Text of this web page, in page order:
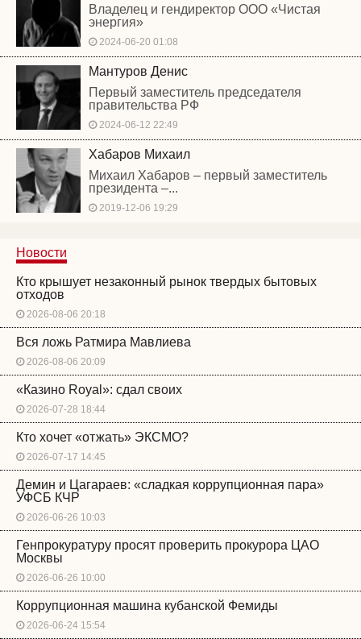
Владелец и гендиректор ООО «Чистая
энергия»
2024-06-20 01:08
Мантуров Денис
Первый заместитель председателя
правительства РФ
2024-06-12 22:49
Хабаров Михаил
Михаил Хабаров – первый заместитель
президента –...
2019-12-06 19:29
Новости
Кто крышует незаконный рынок твердых бытовых
отходов
2026-08-06 20:18
Вся ложь Ратмира Мавлиева
2026-08-06 20:09
«Казино Royal»: сдал своих
2026-07-28 18:44
Кто хочет «отжать» ЭКСМО?
2026-07-17 14:45
Демин и Цагараев: «сладкая коррупционная пара»
УФСБ КЧР
2026-06-26 10:03
Генпрокуратуру просят проверить прокурора ЦАО
Москвы
2026-06-26 10:00
Коррупционная машина кубанской Фемиды
2026-06-24 15:54